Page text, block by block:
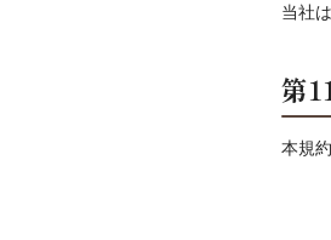
当社
第
本規